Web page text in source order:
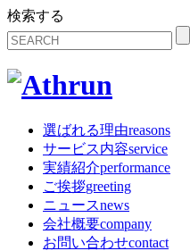
検索する
選ばれる理由reasons
サービス内容service
実績紹介performance
ご挨拶greeting
ニュースnews
会社概要company
お問い合わせcontact